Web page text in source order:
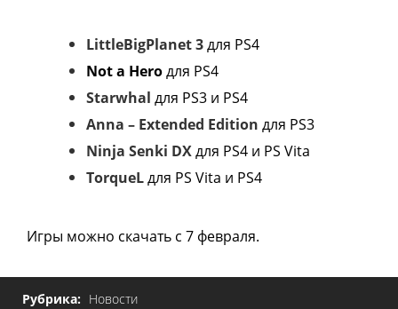
LittleBigPlanet 3для PS4
Not a Heroдля PS4
Starwhal для PS3 и PS4
Anna – Extended Edition для PS3
Ninja Senki DXдля PS4 и PS Vita
TorqueLдля PS Vita и PS4
Игры можно скачать с 7 февраля.
Рубрика: Новости